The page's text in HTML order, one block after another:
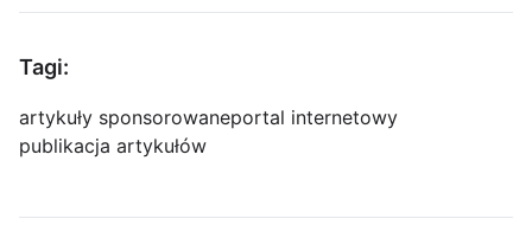
Tagi:
artykuły sponsorowaneportal internetowy
publikacja artykułów